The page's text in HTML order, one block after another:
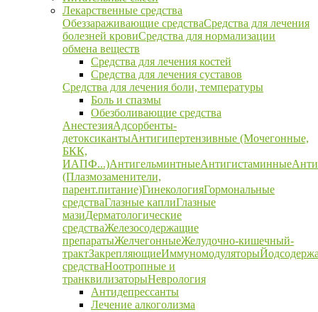
Лекарственные средства
Обеззараживающие средстваСредства для лечения
болезней кровиСредства для нормализации
обмена веществ
Средства для лечения костей
Средства для лечения суставов
Средства для лечения боли, температуры
Боль и спазмы
Обезболивающие средства
АнестезияАдсорбенты-
детоксикантыАнтигипертензивные (Мочегонные,
БКК,
ИАПФ...)АнтигельминтныеАнтигистаминные
(Плазмозаменители,
парент.питание)ГинекологияГормональные
средстваГлазные каплиГлазные
мазиДерматологические
средстваЖелезосодержащие
препаратыЖелчегонныеЖелудочно-кишечный-
трактЗакрепляющиеИммуномодуляторы
средстваНоотропные и
транквилизаторыНеврология
Антидепрессанты
Лечение алкоголизма